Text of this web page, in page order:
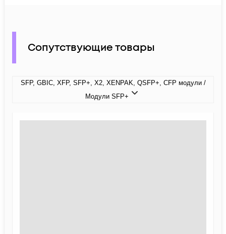
Сопутствующие товары
SFP, GBIC, XFP, SFP+, X2, XENPAK, QSFP+, CFP модули /
Модули SFP+